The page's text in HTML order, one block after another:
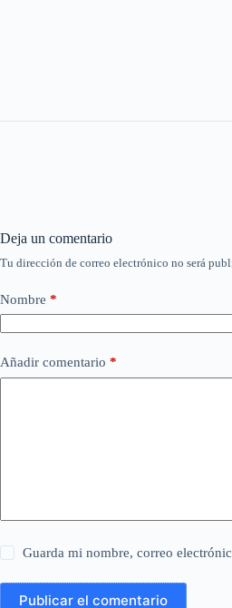
Deja un comentario
Tu dirección de correo electrónico no será
Nombre *
Añadir comentario *
Guarda mi nombre, correo
Publicar el comentario